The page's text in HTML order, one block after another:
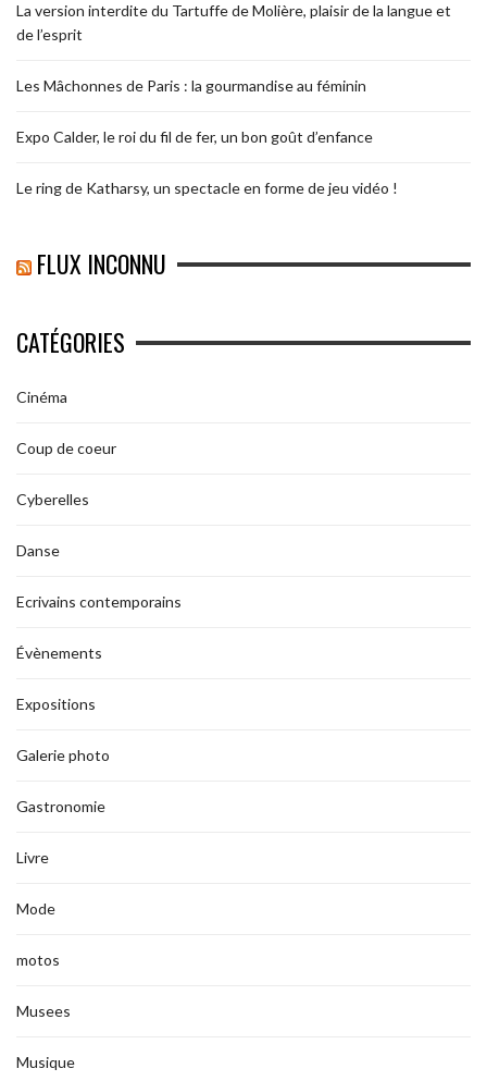
La version interdite du Tartuffe de Molière, plaisir de la langue et
de l’esprit
Les Mâchonnes de Paris : la gourmandise au féminin
Expo Calder, le roi du fil de fer, un bon goût d’enfance
Le ring de Katharsy, un spectacle en forme de jeu vidéo !
FLUX INCONNU
CATÉGORIES
Cinéma
Coup de coeur
Cyberelles
Danse
Ecrivains contemporains
Évènements
Expositions
Galerie photo
Gastronomie
Livre
Mode
motos
Musees
Musique